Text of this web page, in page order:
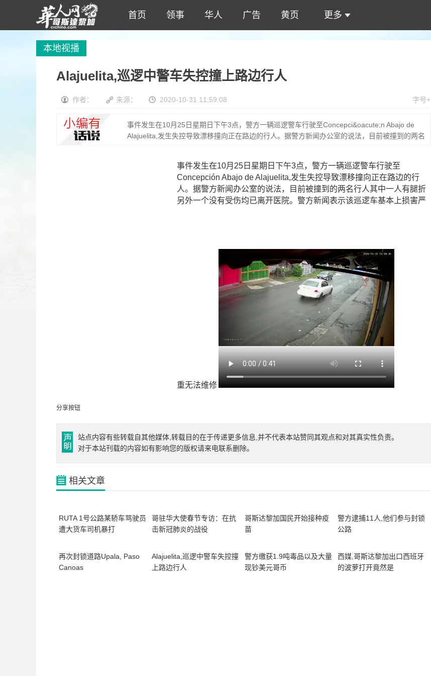
首页 领事 华人 广告 黄页 更多
本地视播
Alajuelita,巡逻中警车失控撞上路边行人
字号+
作者： 来源： 2020-10-31 11:59:08
事件发生在10月25日星期日下午3点，警方一辆巡逻警车行驶至Concepci&oacute;n Abajo de
Alajuelita,发生失控导致漂移撞向正在路边的行人。据警方新闻办公室的说法，目前被撞到的两名
事件发生在10月25日星期日下午3点，警方一辆巡逻警车行驶至
Concepción Abajo de Alajuelita,发生失控导致漂移撞向正在路边的行
人。据警方新闻办公室的说法，目前被撞到的两名行人其中一人有腿折
另外一个没有受伤均已离开医院。警方新闻表示该巡逻车基本上损害严
重无法维修
分享按钮
站点内容有些转载自其他媒体,转载目的在于传递更多信息,并不代表本站赞同其观点和对其真实性负责。
对于本站刊载的内容如有影响您的版权请来电联系删除。
相关文章
RUTA 1号公路某轿车骂驶员
遭大货车司机暴打
哥驻华大使春节专访：在抗
击新冠肺炎的战役
哥斯达黎加国民开始接种疫
苗
警方逮捕11人,他们参与封锁
公路
再次封锁道路Upala, Paso
Canoas
Alajuelita,巡逻中警车失控撞
上路边行人
警方缴获1.9吨毒品以及大量
现钞美元哥币
西媒,哥斯达黎加出口西班牙
的波萝打开竟然是